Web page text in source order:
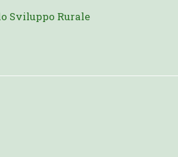
Sviluppo Rurale